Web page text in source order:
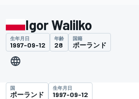
Igor Walilko
生年月日
1997-09-12
年齢
28
国籍
ポーランド
国
ポーランド
生年月日
1997-09-12